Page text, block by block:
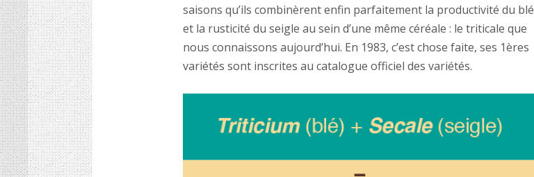
saisons qu’ils combinèrent enfin parfaitement la productivité du blé
et la rusticité du seigle au sein d’une même céréale : le triticale que
nous connaissons aujourd’hui. En 1983, c’est chose faite, ses 1ères
variétés sont inscrites au catalogue officiel des variétés.